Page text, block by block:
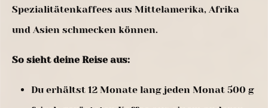
Spezialitätenkaffees aus Mittelamerika, Afrika
und Asien schmecken können.
So sieht deine Reise aus:
Du erhältst 12 Monate lang jeden Monat 500 g